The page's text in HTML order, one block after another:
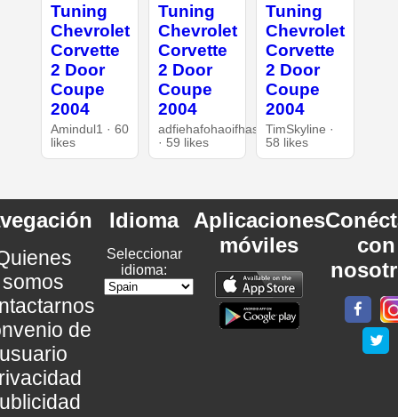
Tuning
Chevrolet
Corvette
2 Door
Coupe
2004
Amindul1 · 60
likes
Tuning
Chevrolet
Corvette
2 Door
Coupe
2004
adfiehafohaoifhasd
· 59 likes
Tuning
Chevrolet
Corvette
2 Door
Coupe
2004
TimSkyline ·
58 likes
somos
de
Idioma
Seleccionar
idioma:
Aplicaciones
móviles
con